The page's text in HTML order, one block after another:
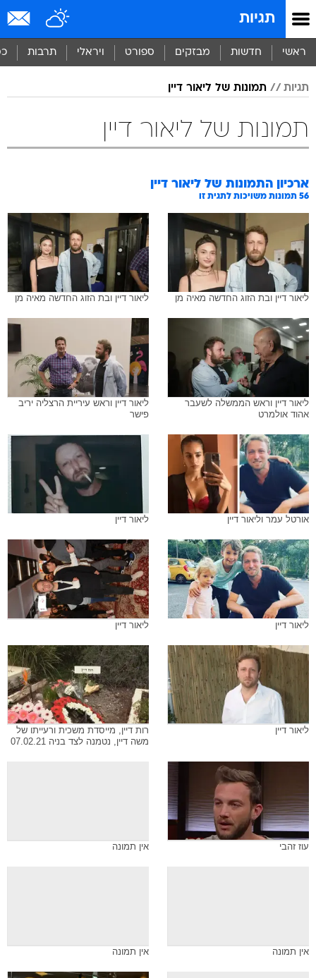
תגיות
ראשי חדשות מבזקים ספורט ויראלי תרבות
תגיות תמונות של ליאור דיין
תמונות של ליאור דיין
ארכיון התמונות של ליאור דיין
56 תמונות משויכות לתגית זו
ליאור דיין ובת הזוג החדשה מאיה מן ליאור דיין ובת הזוג החדשה מאיה מן
ליאור דיין וראש הממשלה לשעבר
אהוד אולמרט
ליאור דיין וראש עיריית הרצליה יריב
פישר
אורטל עמר וליאור דיין ליאור דיין
ליאור דיין ליאור דיין
ליאור דיין
רות דיין, מייסדת משכית ורעייתו של
משה דיין, נטמנה לצד בניה 07.02.21
עוז זהבי אין תמונה
אין תמונה אין תמונה